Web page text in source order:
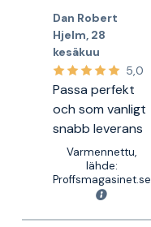
Dan Robert
Hjelm, 28
kesäkuu
5,0
Passa perfekt
och som vanligt
snabb leverans
Varmennettu,
lähde:
Proffsmagasinet.se